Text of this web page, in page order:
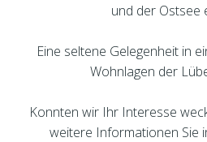
und der Ostsee
Eine seltene Gelegenheit in
Wohnlagen der
Konnten wir Ihr Interesse
weitere Informationen Sie